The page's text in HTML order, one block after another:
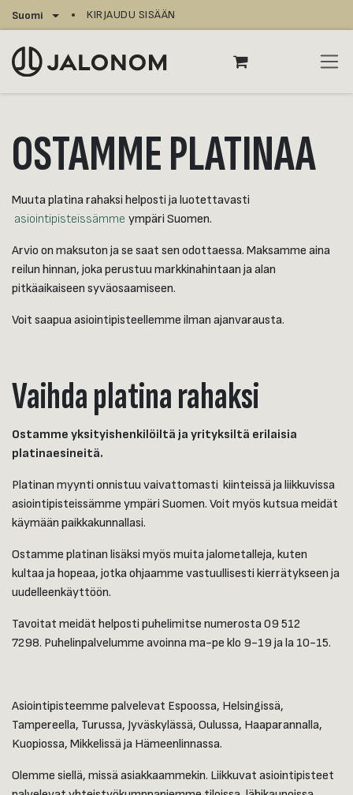
Siirry sisältöön
Suomi KIRJAUDU SISÄÄN
OSTAMME PLATINAA
Muuta platina rahaksi helposti ja luotettavasti
asiointipisteissämme ympäri Suomen.
Arvio on maksuton ja se saat sen odottaessa. Maksamme aina
reilun hinnan, joka perustuu markkinahintaan ja alan
pitkäaikaiseen syväosaamiseen.
Voit saapua asiointipisteellemme ilman ajanvarausta.
Vaihda platina rahaksi
Ostamme yksityishenkilöiltä ja yrityksiltä erilaisia
platinaesineitä.
Platinan myynti onnistuu vaivattomasti kiinteissä ja liikkuvissa
asiointipisteissämme ympäri Suomen. Voit myös kutsua meidät
käymään paikkakunnallasi.
Ostamme platinan lisäksi myös muita jalometalleja, kuten
kultaa ja hopeaa, jotka ohjaamme vastuullisesti kierrätykseen ja
uudelleenkäyttöön.
Tavoitat meidät helposti puhelimitse numerosta 09 512
7298. Puhelinpalvelumme avoinna ma-pe klo 9-19 ja la 10-15.
Asiointipisteemme palvelevat Espoossa, Helsingissä,
Tampereella, Turussa, Jyväskylässä, Oulussa, Haaparannalla,
Kuopiossa, Mikkelissä ja Hämeenlinnassa.
Olemme siellä, missä asiakkaammekin. Liikkuvat asiointipisteet